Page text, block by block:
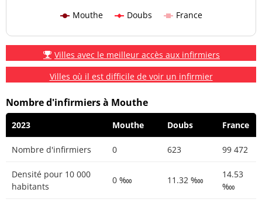
Mouthe Doubs France
Villes avec le meilleur accès aux infirmiers
Villes où il est difficile de voir un infirmier
Nombre d'infirmiers à Mouthe
2023 Mouthe Doubs France
Nombre d'infirmiers 0 623 99 472
Densité pour 10 000
habitants
0 ‱ 11.32 ‱
14.53
‱